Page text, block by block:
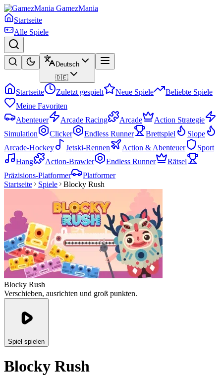
GamezMania
Startseite
Alle Spiele
Deutsch
🇩🇪
Startseite Zuletzt gespielt Neue Spiele
Beliebte Spiele
Meine Favoriten
Abenteuer
Arcade Racing Arcade
Action Strategie
Simulation
Clicker Endless Runner Brettspiel
Slope
Arcade-Hockey
Jetski-Rennen Action & Abenteuer
Sport
Hang
Action-Brawler Endless Runner
Rätsel
Präzisions-Platformer
Platformer
Startseite
Spiele Blocky Rush
Blocky Rush
Verschieben, ausrichten und groß punkten.
Spiel spielen
Blocky Rush